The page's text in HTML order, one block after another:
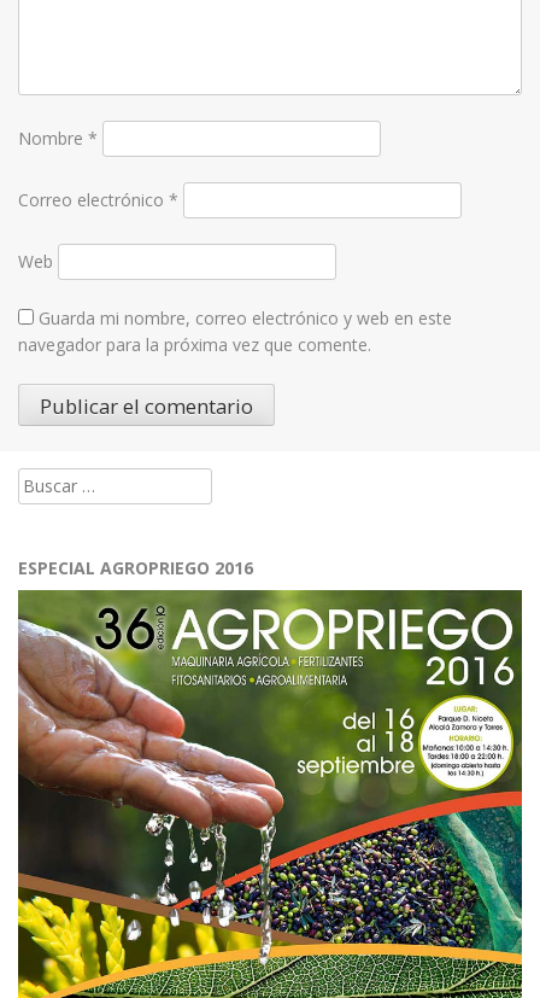
Nombre *
Correo electrónico *
Web
Guarda mi nombre, correo electrónico y web en este
navegador para la próxima vez que comente.
Buscar:
ESPECIAL AGROPRIEGO 2016